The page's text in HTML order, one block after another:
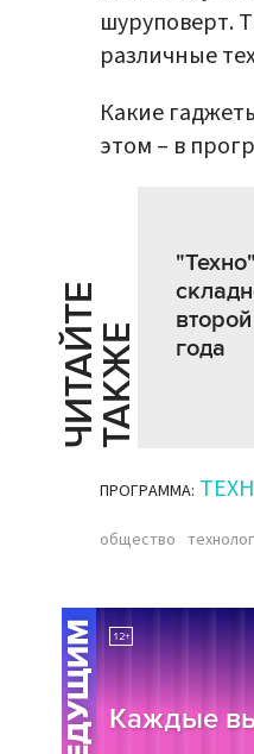
шуруповерт.
различные
Какие
этом – в
Ч
И
Т
АЙ
Т
Е
Т
А
К
ЖЕ
года
ПРОГРАММА:
общество